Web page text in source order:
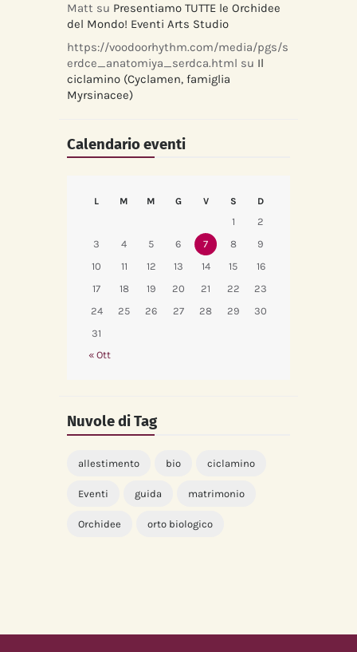
Matt su Presentiamo TUTTE le Orchidee
del Mondo! Eventi Arts Studio
https://voodoorhythm.com/media/pgs/s
erdce_anatomiya_serdca.html su Il
ciclamino (Cyclamen, famiglia
Myrsinacee)
Calendario eventi
L M M G V S D
1
2
3
4 5 6 7 8
9
10
11 12 13 14 15
16
17
18 19 20 21 22
23
24
25 26 27 28 29
30
31
« Ott
Nuvole di Tag
allestimento bio ciclamino
Eventi guida matrimonio
Orchidee orto biologico